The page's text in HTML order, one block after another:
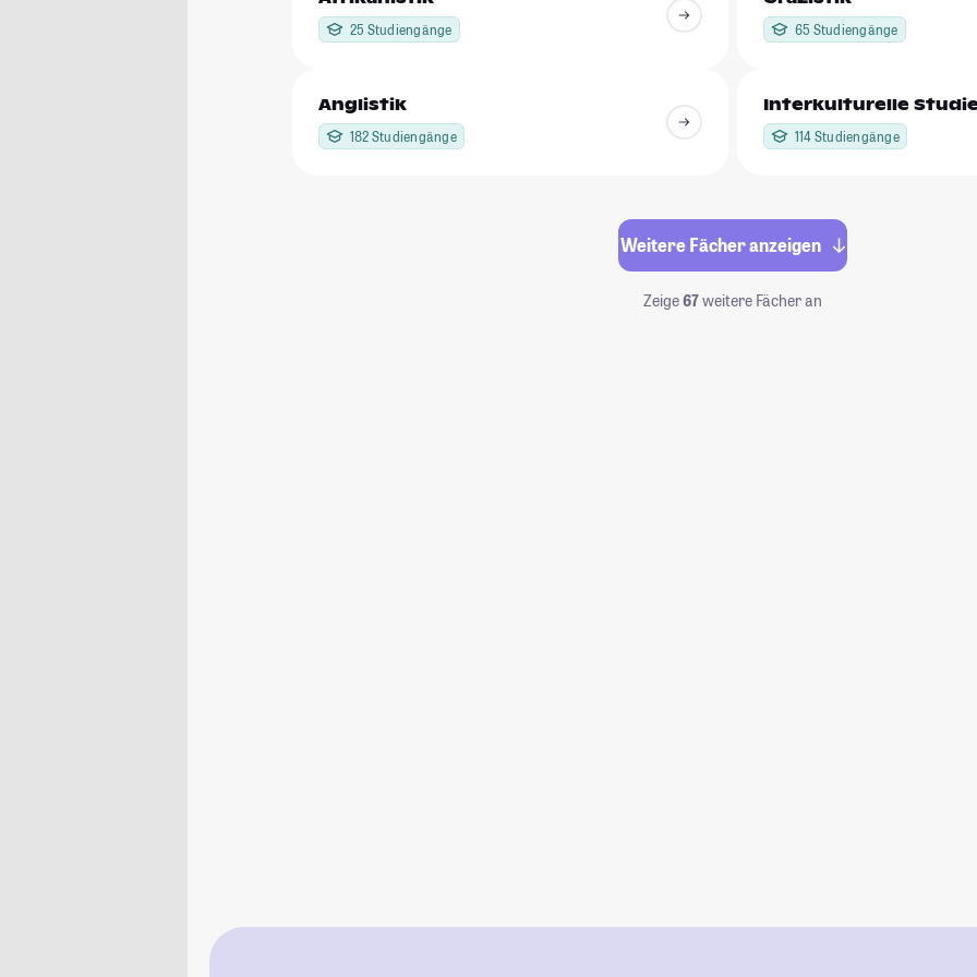
25 Studiengänge 65 Studiengänge
Anglistik
182 Studiengänge
Interkulturelle
114 Studiengänge
Weitere Fächer anzeigen
Zeige67weitere Fächer an